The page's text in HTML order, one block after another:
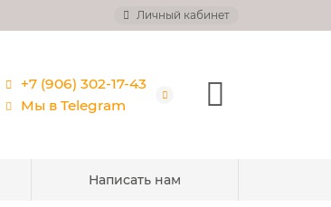
Личный кабинет
+7 (906) 302-17-43
Мы в Telegram
Написать нам